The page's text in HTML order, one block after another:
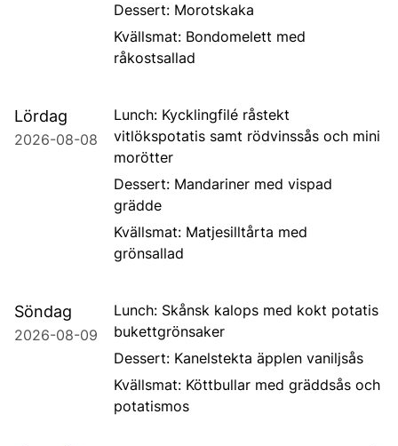
Dessert: Morotskaka
Kvällsmat: Bondomelett med
råkostsallad
Lördag
2026-08-08
Lunch: Kycklingfilé råstekt
vitlökspotatis samt rödvinssås och mini
morötter
Dessert: Mandariner med vispad
grädde
Kvällsmat: Matjesilltårta med
grönsallad
Söndag
2026-08-09
Lunch: Skånsk kalops med kokt potatis
bukettgrönsaker
Dessert: Kanelstekta äpplen vaniljsås
Kvällsmat: Köttbullar med gräddsås och
potatismos